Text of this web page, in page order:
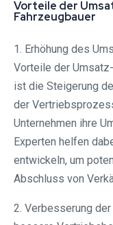
Vorteile der
Fahrzeugbauer
1. Erhöhung des
Vorteile der
ist die Steigerung
der
Unternehmen ihre
Experten helfen
entwickeln, um
Abschluss von
2. Verbesserung